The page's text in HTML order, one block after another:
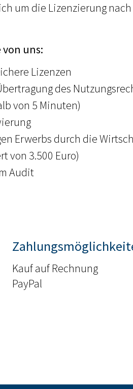
um die Lizenzierung
uns:
Lizenzen
des
von 5 Minuten)
Erwerbs durch die
von 3.500 Euro)
Audit
Kauf auf Rechnung
PayPal